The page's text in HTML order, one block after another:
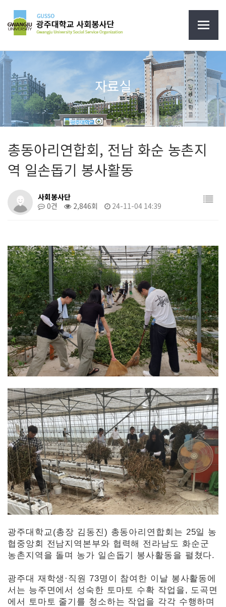
자료실
총동아리연합회, 전남 화순 농촌지
역 일손돕기 봉사활동
사회봉사단
0건
2,846회 24-11-04 14:39
광주대학교(총장 김동진) 총동아리연합회는 25일 농
협중앙회 전남지역본부와 협력해 전라남도 화순군
농촌지역을 돌며 농가 일손돕기 봉사활동을 펼쳤다.
광주대 재학생·직원 73명이 참여한 이날 봉사활동에
서는 능주면에서 성숙한 토마토 수확 작업을, 도곡면
에서 토마토 줄기를 청소하는 작업을 각각 수행하며